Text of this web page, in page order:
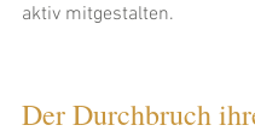
aktiv mitgestalten.
Der Durchbruch